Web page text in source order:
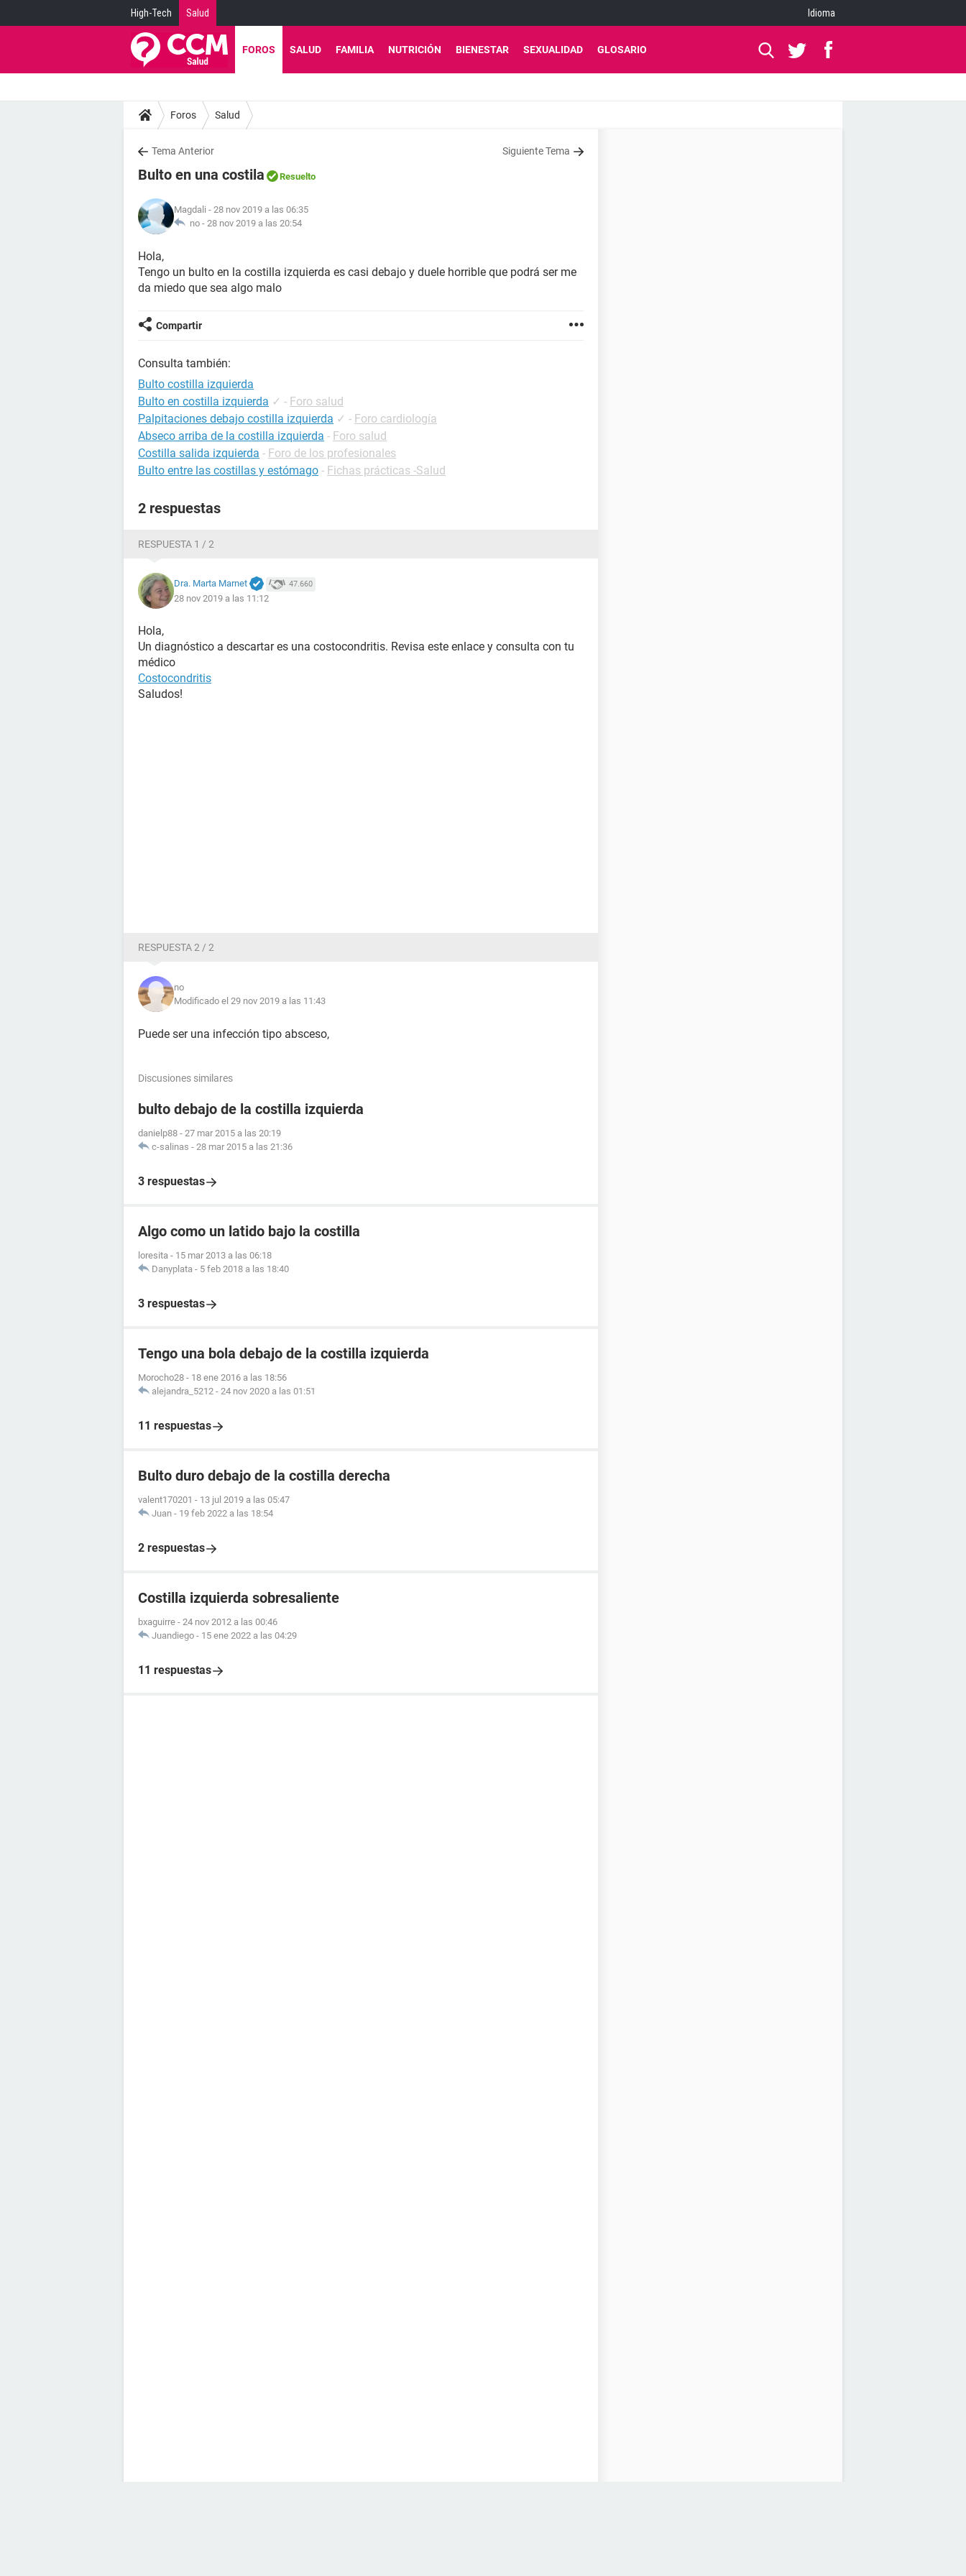
High-Tech Salud Idioma
FOROS SALUD FAMILIA NUTRICIÓN BIENESTAR SEXUALIDAD GLOSARIO
Foros Salud
Tema Anterior Siguiente Tema
Bulto en una costila Resuelto
Magdali - 28 nov 2019 a las 06:35
no - 28 nov 2019 a las 20:54
Hola,
Tengo un bulto en la costilla izquierda es casi debajo y duele horrible que podrá ser me
da miedo que sea algo malo
Compartir
Consulta también:
Bulto costilla izquierda
Bulto en costilla izquierda ✓ - Foro salud
Palpitaciones debajo costilla izquierda ✓ - Foro cardiología
Abseco arriba de la costilla izquierda - Foro salud
Costilla salida izquierda - Foro de los profesionales
Bulto entre las costillas y estómago - Fichas prácticas -Salud
2 respuestas
RESPUESTA 1 / 2
Dra. Marta Marnet 47.660
28 nov 2019 a las 11:12
Hola,
Un diagnóstico a descartar es una costocondritis. Revisa este enlace y consulta con tu
médico
Costocondritis
Saludos!
RESPUESTA 2 / 2
no
Modificado el 29 nov 2019 a las 11:43
Puede ser una infección tipo absceso,
Discusiones similares
bulto debajo de la costilla izquierda
danielp88 - 27 mar 2015 a las 20:19
c-salinas - 28 mar 2015 a las 21:36
3 respuestas
Algo como un latido bajo la costilla
loresita - 15 mar 2013 a las 06:18
Danyplata - 5 feb 2018 a las 18:40
3 respuestas
Tengo una bola debajo de la costilla izquierda
Morocho28 - 18 ene 2016 a las 18:56
alejandra_5212 - 24 nov 2020 a las 01:51
11 respuestas
Bulto duro debajo de la costilla derecha
valent170201 - 13 jul 2019 a las 05:47
Juan - 19 feb 2022 a las 18:54
2 respuestas
Costilla izquierda sobresaliente
bxaguirre - 24 nov 2012 a las 00:46
Juandiego - 15 ene 2022 a las 04:29
11 respuestas